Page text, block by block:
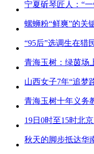
宁夏斫琴匠人：“
螺蛳粉“鲜爽”的关
“95后”选调生在猎
青海玉树：绿茵场
山西女子7年“追梦
青海玉树十年义务